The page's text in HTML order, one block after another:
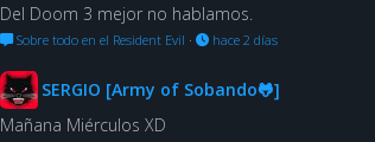
Del Doom 3 mejor no hablamos.
Sobre todo en el Resident Evil · hace 2 días
SERGIO [Army of Sobando🐸]
Mañana Miérculos XD